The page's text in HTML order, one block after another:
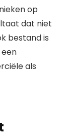
op
dat niet
bestand is
als